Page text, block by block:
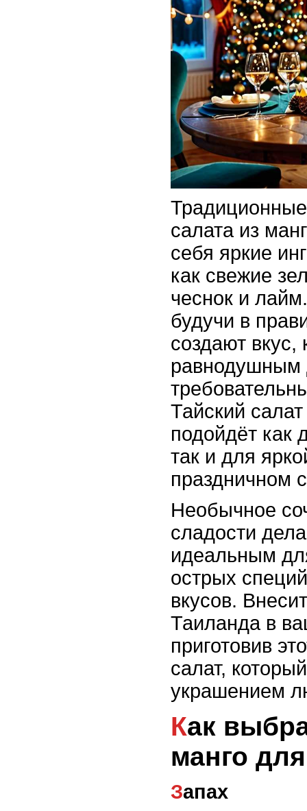
салата из
себя яркие
как свежие
чеснок и
будучи в
создают вкус,
Тайский
подойдёт как
так и для
праздничном
Необычное
сладости
идеальным
острых
вкусов.
Таиланда в
приготовив
салат,
украшением
Как выбрать спелое
манго
Запах